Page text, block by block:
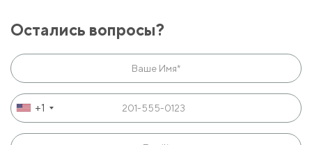
Остались вопросы?
+1